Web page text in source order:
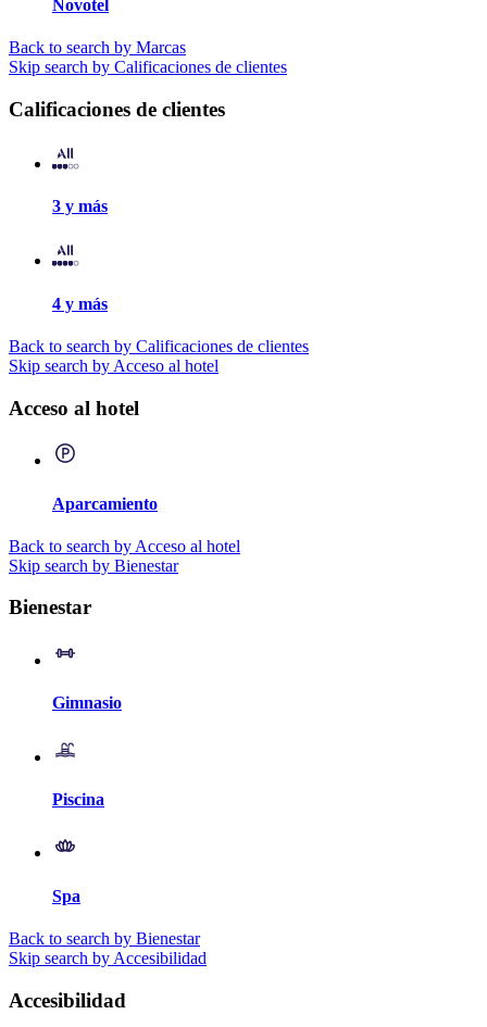
Novotel
Back to search by Marcas
Skip search by Calificaciones de clientes
Calificaciones de clientes
3 y más
4 y más
Back to search by Calificaciones de clientes
Skip search by Acceso al hotel
Acceso al hotel
Aparcamiento
Back to search by Acceso al hotel
Skip search by Bienestar
Bienestar
Gimnasio
Piscina
Spa
Back to search by Bienestar
Skip search by Accesibilidad
Accesibilidad